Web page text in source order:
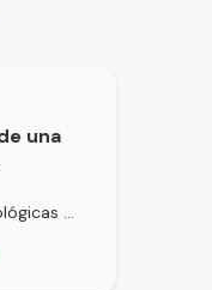
una
…